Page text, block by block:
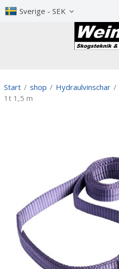
Sverige - SEK
Start / shop / Hydraulvinschar /
1t 1,5 m